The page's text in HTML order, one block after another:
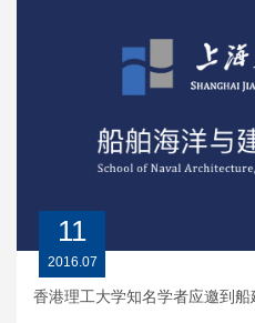
11
2016.07
香港理工大学知名学者应邀到